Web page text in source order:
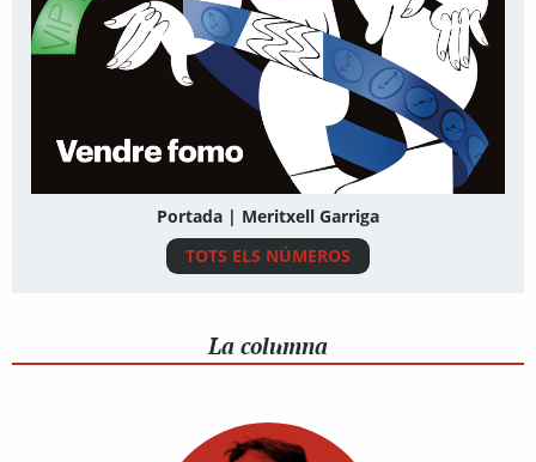
Portada | Meritxell Garriga
TOTS ELS NÚMEROS
La columna